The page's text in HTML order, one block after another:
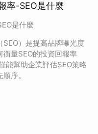
率-SEO是什麼
是什麼
）是提高品牌曝光度
量SEO的投資回報率
能幫助企業評估SEO策略
序。